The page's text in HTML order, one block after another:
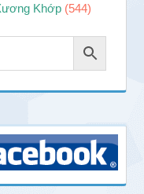
Khớp (544)